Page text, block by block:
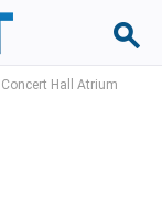
Concert Hall Atrium